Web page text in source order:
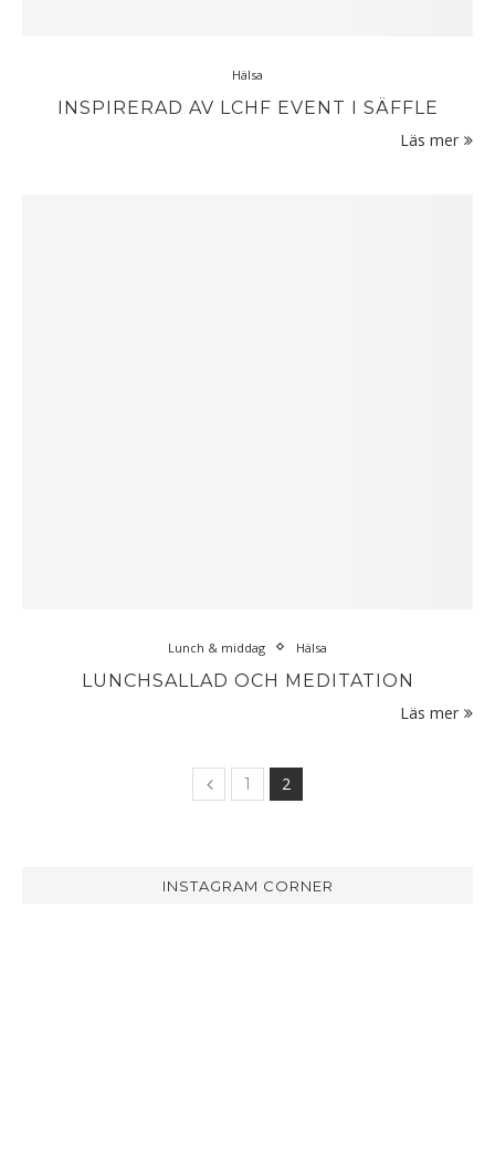
Hälsa
INSPIRERAD AV LCHF EVENT I SÄFFLE
Läs mer
Lunch & middag Hälsa
LUNCHSALLAD OCH MEDITATION
Läs mer
1 2
INSTAGRAM CORNER